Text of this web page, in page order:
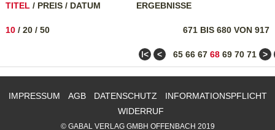
TITEL / PREIS / DATUM ERGEBNISSE
671 BIS 680 VON 917
10 / 20 / 50
ǀ< < 65 66 67 68 69 70 71 >
IMPRESSUM AGB DATENSCHUTZ
INFORMATIONSPFLICHT
WIDERRUF
© GABAL VERLAG GMBH OFFENBACH 2019